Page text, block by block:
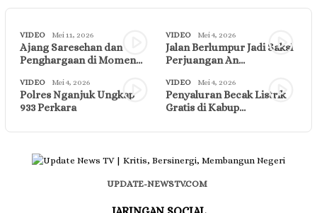
VIDEO Mei 11, 2026
Ajang Saresehan dan
Penghargaan di Momen…
VIDEO Mei 4, 2026
Jalan Berlumpur Jadi Saksi
Perjuangan An…
VIDEO Mei 4, 2026
Polres Nganjuk Ungkap
933 Perkara
VIDEO Mei 4, 2026
Penyaluran Becak Listrik
Gratis di Kabup…
UPDATE-NEWSTV.COM